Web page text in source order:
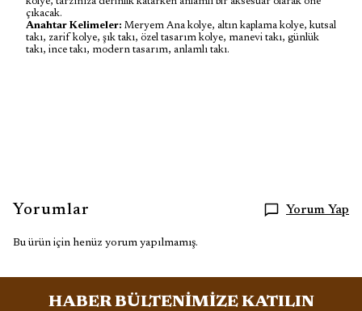
çıkacak.
Anahtar Kelimeler: Meryem Ana kolye, altın kaplama kolye, kutsal
takı, zarif kolye, şık takı, özel tasarım kolye, manevi takı, günlük
takı, ince takı, modern tasarım, anlamlı takı.
Yorumlar Yorum Yap
Bu ürün için henüz yorum yapılmamış.
HABER BÜLTENİMİZE KATILIN